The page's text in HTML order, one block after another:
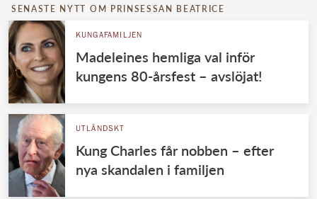
SENASTE NYTT OM PRINSESSAN BEATRICE
KUNGAFAMILJEN
Madeleines hemliga val inför
kungens 80-årsfest – avslöjat!
UTLÄNDSKT
Kung Charles får nobben – efter
nya skandalen i familjen